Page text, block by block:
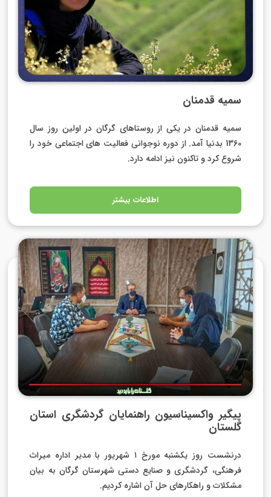
سمیه قدمنان
سمیه قدمنان در یکی از روستاهای گرگان در اولین روز سال
1360 بدنیا آمد. از دوره نوجوانی فعالیت های اجتماعی خود را
شروع کرد و تاکنون نیز ادامه دارد.
اطلاعات بیشتر
پیگیر واکسیناسیون راهنمایان گردشگری استان
گلستان
درنشست روز یکشنبه مورخ ۱ شهریور با مدیر اداره میراث
فرهنگی، گردشگری و صنایع دستی شهرستان گرگان به بیان
مشکلات و راهکارهای حل آن اشاره کردیم.